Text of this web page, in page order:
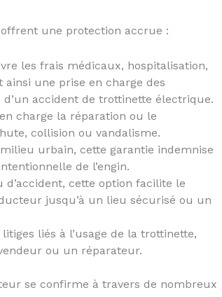
une protection accrue :
les frais médicaux, hospitalisation,
une prise en charge des
accident de trottinette électrique.
charge la réparation ou le
collision ou vandalisme.
urbain, cette garantie indemnise
de l’engin.
cette option facilite le
jusqu’à un lieu sécurisé ou un
liés à l’usage de la trottinette,
ou un réparateur.
se confirme à travers de nombreux